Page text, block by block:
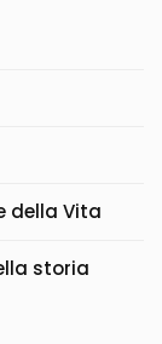
della Vita
storia